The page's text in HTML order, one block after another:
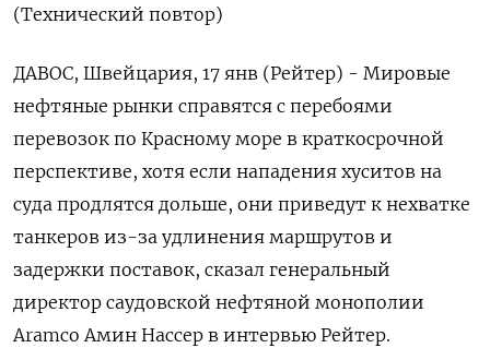
(Технический повтор)
ДАВОС, Швейцария, 17 янв (Рейтер) - Мировые
нефтяные рынки справятся с перебоями
перевозок по Красному море в краткосрочной
перспективе, хотя если нападения хуситов на
суда продлятся дольше, они приведут к нехватке
танкеров из-за удлинения маршрутов и
задержки поставок, сказал генеральный
директор саудовской нефтяной монополии
Aramco Амин Нассер в интервью Рейтер.